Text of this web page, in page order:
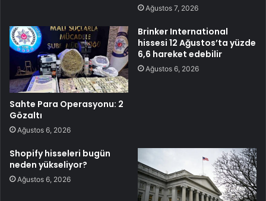
Ağustos 7, 2026
Sahte Para Operasyonu: 2
Gözaltı
Ağustos 6, 2026
Brinker International
hissesi 12 Ağustos’ta yüzde
6,6 hareket edebilir
Ağustos 6, 2026
Shopify hisseleri bugün
neden yükseliyor?
Ağustos 6, 2026